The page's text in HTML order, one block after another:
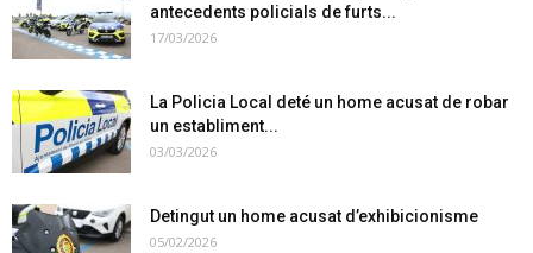
antecedents policials de furts...
17/03/2026
La Policia Local deté un home acusat de robar
un establiment...
03/03/2026
Detingut un home acusat d’exhibicionisme
05/02/2026